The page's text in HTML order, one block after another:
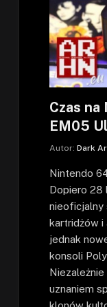
Czas na
EM05
Autor: Dark
Nintendo
Dopiero 28
nieoficjalny
kartridżów
jednak
konsoli
uznaniem